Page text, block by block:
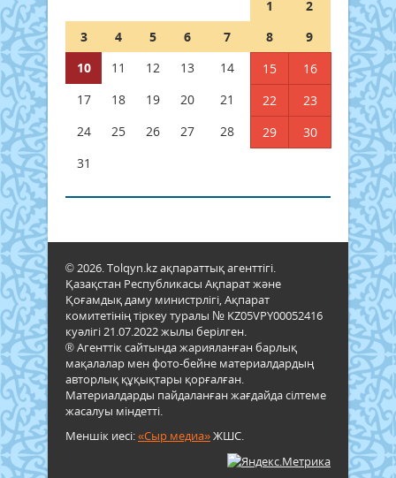
1
2
3
4 5 6 7 8
9
10
11 12 13 14 15
16
17
18 19 20 21 22
23
24
25 26 27 28 29
30
31
© 2026. Tolqyn.kz ақпараттық агенттігі.
Қазақстан Республикасы Ақпарат және
Қоғамдық даму министрлігі, Ақпарат
комитетінің тіркеу туралы № KZ05VPY00052416
куәлігі 21.07.2022 жылы берілген.
® Агенттік сайтында жарияланған барлық
мақалалар мен фото-бейне материалдардың
авторлық құқықтары қорғалған.
Материалдарды пайдаланған жағдайда сілтеме
жасалуы міндетті.
Меншік иесі:«Сыр медиа»ЖШС.